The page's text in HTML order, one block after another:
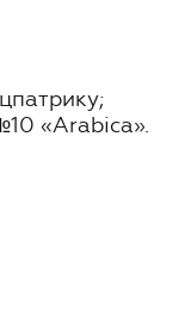
«Arabica».